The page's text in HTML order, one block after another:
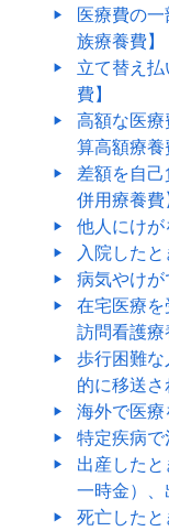
医療費の
族療養費】
立て替え
費】
高額な医
算高額療養
差額を自
併用療養費
他人にけ
入院した
病気やけ
在宅医療
訪問看護療
歩行困難
的に移送
海外で医
特定疾病
出産した
一時金）、
死亡したと